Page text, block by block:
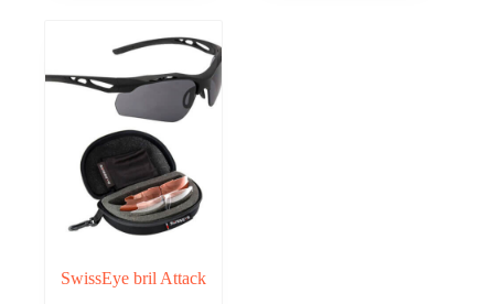
SwissEye bril Attack